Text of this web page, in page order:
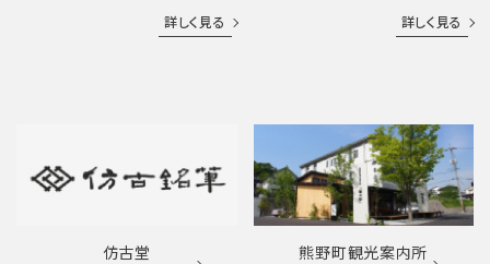
詳しく見る 詳しく見る
仿古堂
熊野町観光案内所